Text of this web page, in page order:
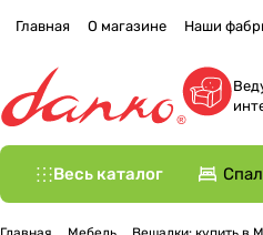
Главная О магазине Наши
Весь каталог